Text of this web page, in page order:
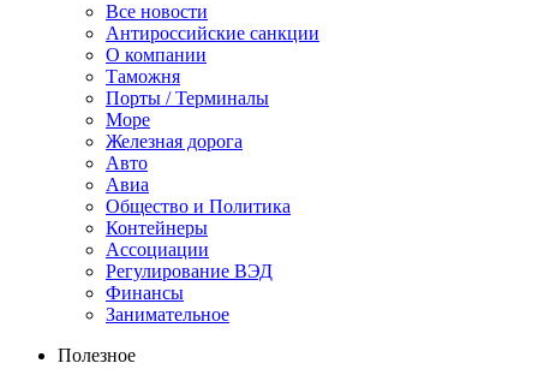
Все новости
Антироссийские санкции
О компании
Таможня
Порты / Терминалы
Море
Железная дорога
Авто
Авиа
Общество и Политика
Контейнеры
Ассоциации
Регулирование ВЭД
Финансы
Занимательное
Полезное